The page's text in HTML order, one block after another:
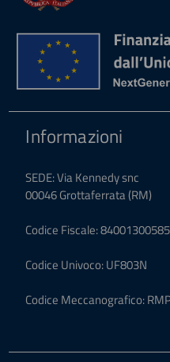
Informazioni
SEDE: Via Kennedy snc
00046 Grottaferrata (RM)
Codice Fiscale: 84001300585
Codice Univoco: UF803N
Codice Meccanografico: